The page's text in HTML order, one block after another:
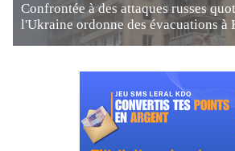
Confrontée à des attaques russes
l'Ukraine ordonne des évacuations à